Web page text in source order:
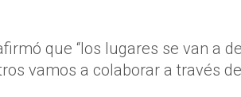
que “los lugares se van a
vamos a colaborar a través